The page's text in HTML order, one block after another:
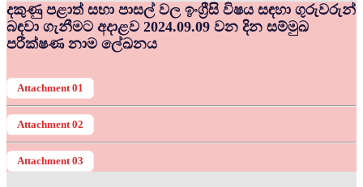
දකුණු පළාත් සභා පාසල් වල ඉංග්‍රීසි විෂය සඳහා ගුරුවරුන්
බඳවා ගැනීමට අදාළව 2024.09.09 වන දින සම්මුඛ
පරීක්ෂණ නාම ලේඛනය
Attachment 01
Attachment 02
Attachment 03